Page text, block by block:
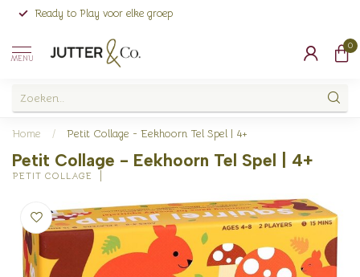
Ready to Play voor elke groep
MENU
0
Home / Petit Collage - Eekhoorn Tel Spel | 4+
Petit Collage - Eekhoorn Tel Spel | 4+
PETIT COLLAGE